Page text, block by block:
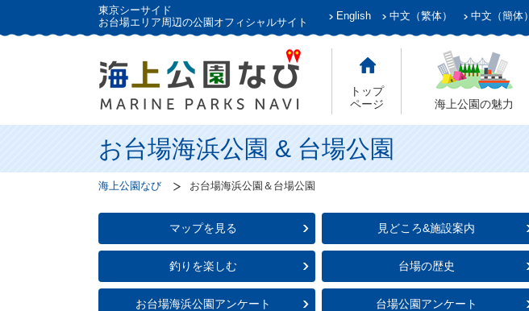
東京シーサイド
お台場エリア周辺の公園オフィシャルサイト
English 中文（繁体） 中文（簡体）
トップ
ページ
海上公園の魅力
お台場海浜公園 & 台場公園
海上公園なび お台場海浜公園＆台場公園
マップを見る 見どころ&施設案内
釣りを楽しむ 台場の歴史
お台場海浜公園アンケート 台場公園アンケート